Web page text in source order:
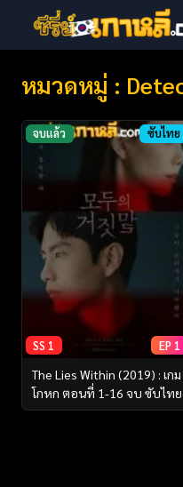
หมวดหมู่ :
จบแล้ว ซับไทย
SS 1 EP 1
The Lies Within (2019) : เกม
โกหก ตอนที่ 1-16 จบ ซับไทย